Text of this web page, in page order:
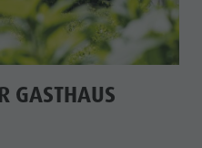
GASTHAUS